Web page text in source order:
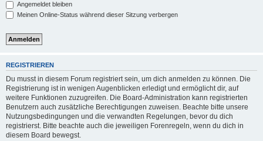
Angemeldet bleiben
Meinen Online-Status während dieser Sitzung verbergen
REGISTRIEREN
Du musst in diesem Forum registriert sein, um dich anmelden zu können. Die
Registrierung ist in wenigen Augenblicken erledigt und ermöglicht dir, auf
weitere Funktionen zuzugreifen. Die Board-Administration kann registrierten
Benutzern auch zusätzliche Berechtigungen zuweisen. Beachte bitte unsere
Nutzungsbedingungen und die verwandten Regelungen, bevor du dich
registrierst. Bitte beachte auch die jeweiligen Forenregeln, wenn du dich in
diesem Board bewegst.